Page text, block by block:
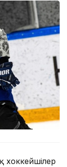
хоккейшілер